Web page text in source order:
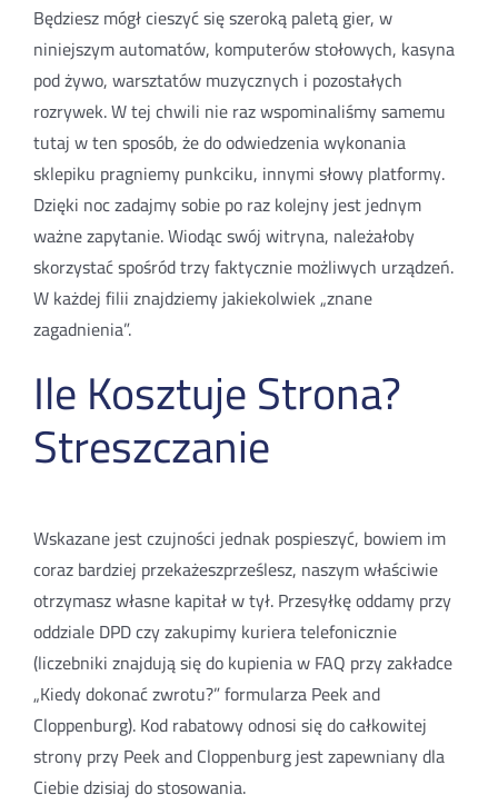
Będziesz mógł cieszyć się szeroką paletą gier, w
niniejszym automatów, komputerów stołowych, kasyna
pod żywo, warsztatów muzycznych i pozostałych
rozrywek. W tej chwili nie raz wspominaliśmy samemu
tutaj w ten sposób, że do odwiedzenia wykonania
sklepiku pragniemy punkciku, innymi słowy platformy.
Dzięki noc zadajmy sobie po raz kolejny jest jednym
ważne zapytanie. Wiodąc swój witryna, należałoby
skorzystać spośród trzy faktycznie możliwych urządzeń.
W każdej filii znajdziemy jakiekolwiek „znane
zagadnienia”.
Ile Kosztuje Strona?
Streszczanie
Wskazane jest czujności jednak pospieszyć, bowiem im
coraz bardziej przekażeszprześlesz, naszym właściwie
otrzymasz własne kapitał w tył. Przesyłkę oddamy przy
oddziale DPD czy zakupimy kuriera telefonicznie
(liczebniki znajdują się do kupienia w FAQ przy zakładce
„Kiedy dokonać zwrotu?” formularza Peek and
Cloppenburg). Kod rabatowy odnosi się do całkowitej
strony przy Peek and Cloppenburg jest zapewniany dla
Ciebie dzisiaj do stosowania.